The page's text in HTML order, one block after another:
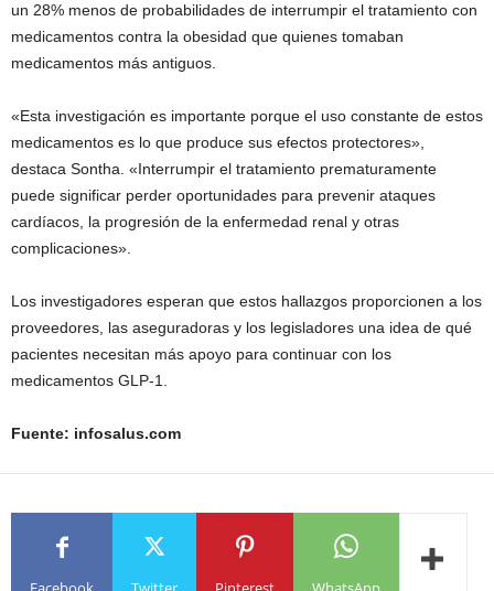
un 28% menos de probabilidades de interrumpir el tratamiento con
medicamentos contra la obesidad que quienes tomaban
medicamentos más antiguos.
«Esta investigación es importante porque el uso constante de estos
medicamentos es lo que produce sus efectos protectores»,
destaca Sontha. «Interrumpir el tratamiento prematuramente
puede significar perder oportunidades para prevenir ataques
cardíacos, la progresión de la enfermedad renal y otras
complicaciones».
Los investigadores esperan que estos hallazgos proporcionen a los
proveedores, las aseguradoras y los legisladores una idea de qué
pacientes necesitan más apoyo para continuar con los
medicamentos GLP-1.
Fuente: infosalus.com